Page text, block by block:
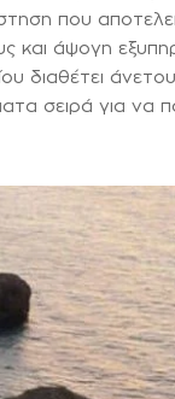
που
και άψογη
διαθέτει
σειρά για να